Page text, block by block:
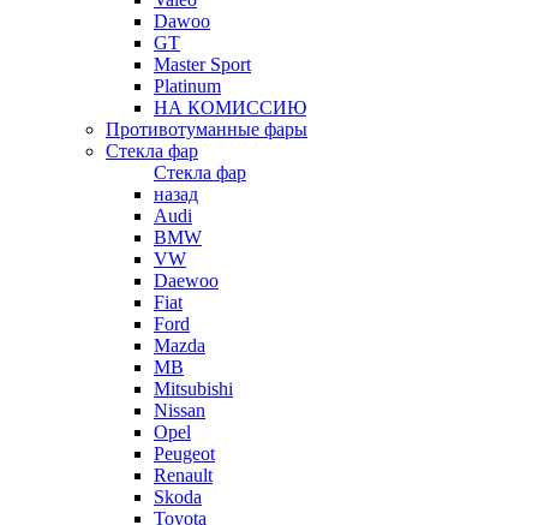
Dawoo
GT
Master Sport
Platinum
НА КОМИССИЮ
Противотуманные фары
Стекла фар
Стекла фар
назад
Audi
BMW
VW
Daewoo
Fiat
Ford
Mazda
MB
Mitsubishi
Nissan
Opel
Peugeot
Renault
Skoda
Toyota